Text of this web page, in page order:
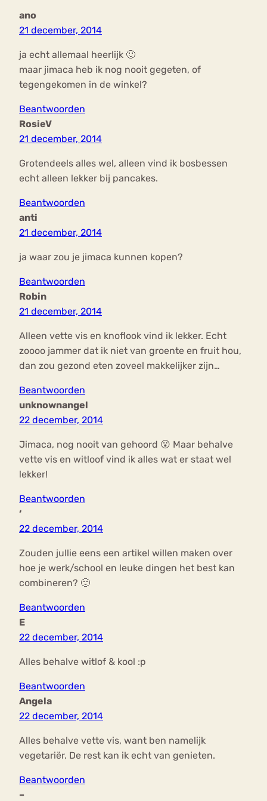
ano
21 december, 2014
ja echt allemaal heerlijk 🙂
maar jimaca heb ik nog nooit gegeten, of
tegengekomen in de winkel?
Beantwoorden
RosieV
21 december, 2014
Grotendeels alles wel, alleen vind ik bosbessen
echt alleen lekker bij pancakes.
Beantwoorden
anti
21 december, 2014
ja waar zou je jimaca kunnen kopen?
Beantwoorden
Robin
21 december, 2014
Alleen vette vis en knoflook vind ik lekker. Echt
zoooo jammer dat ik niet van groente en fruit hou,
dan zou gezond eten zoveel makkelijker zijn…
Beantwoorden
unknownangel
22 december, 2014
Jimaca, nog nooit van gehoord 😮 Maar behalve
vette vis en witloof vind ik alles wat er staat wel
lekker!
Beantwoorden
‘
22 december, 2014
Zouden jullie eens een artikel willen maken over
hoe je werk/school en leuke dingen het best kan
combineren? 🙂
Beantwoorden
E
22 december, 2014
Alles behalve witlof & kool :p
Beantwoorden
Angela
22 december, 2014
Alles behalve vette vis, want ben namelijk
vegetariër. De rest kan ik echt van genieten.
Beantwoorden
–